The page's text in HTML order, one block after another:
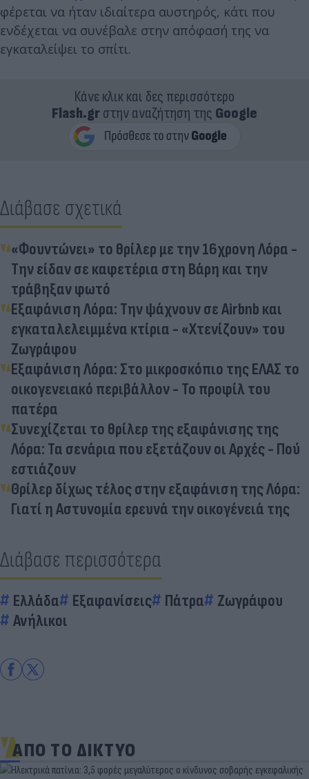
φέρεται να ήταν ιδιαίτερα αυστηρός, κάτι που
ενδέχεται να συνέβαλε στην απόφασή της να
εγκαταλείψει το σπίτι.
Κάνε κλικ και δες περισσότερο
Flash.grστην αναζήτηση της Google
Διάβασε σχετικά
«Φουντώνει» το θρίλερ με την 16χρονη Λόρα -
Την είδαν σε καφετέρια στη Βάρη και την
τράβηξαν φωτό
Εξαφάνιση Λόρα: Την ψάχνουν σε Airbnb και
εγκαταλελειμμένα κτίρια - «Χτενίζουν» του
Ζωγράφου
Εξαφάνιση Λόρα: Στο μικροσκόπιο της ΕΛΑΣ το
οικογενειακό περιβάλλον - Το προφίλ του
πατέρα
Συνεχίζεται το θρίλερ της εξαφάνισης της
Λόρα: Τα σενάρια που εξετάζουν οι Αρχές - Πού
εστιάζουν
Θρίλερ δίχως τέλος στην εξαφάνιση της Λόρα:
Γιατί η Αστυνομία ερευνά την οικογένειά της
Διάβασε περισσότερα
Ελλάδα Εξαφανίσεις Πάτρα
Ζωγράφου
Ανήλικοι
ΑΠΟ ΤΟ ΔΙΚΤΥΟ